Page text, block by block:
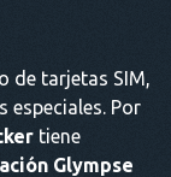
de tarjetas SIM,
especiales. Por
tiene
Glympse